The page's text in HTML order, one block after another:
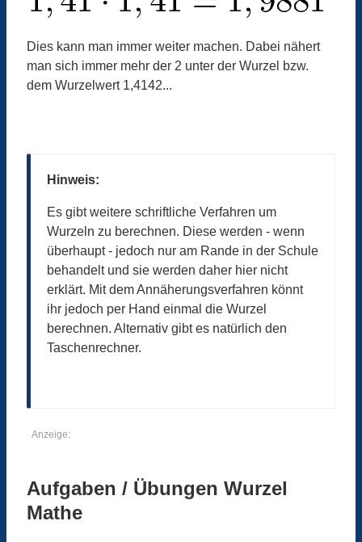
Dies kann man immer weiter machen. Dabei nähert
man sich immer mehr der 2 unter der Wurzel bzw.
dem Wurzelwert 1,4142...
Hinweis:
Es gibt weitere schriftliche Verfahren um
Wurzeln zu berechnen. Diese werden - wenn
überhaupt - jedoch nur am Rande in der Schule
behandelt und sie werden daher hier nicht
erklärt. Mit dem Annäherungsverfahren könnt
ihr jedoch per Hand einmal die Wurzel
berechnen. Alternativ gibt es natürlich den
Taschenrechner.
Anzeige:
Aufgaben / Übungen Wurzel
Mathe